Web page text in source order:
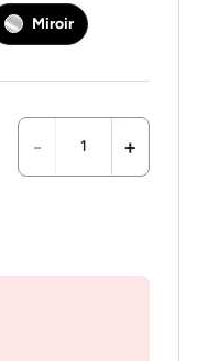
Miroir
- +